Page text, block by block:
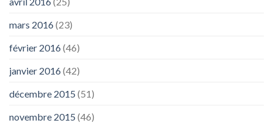
mars 2016(23)
février 2016(46)
janvier 2016(42)
décembre 2015 (51)
novembre 2015 (46)